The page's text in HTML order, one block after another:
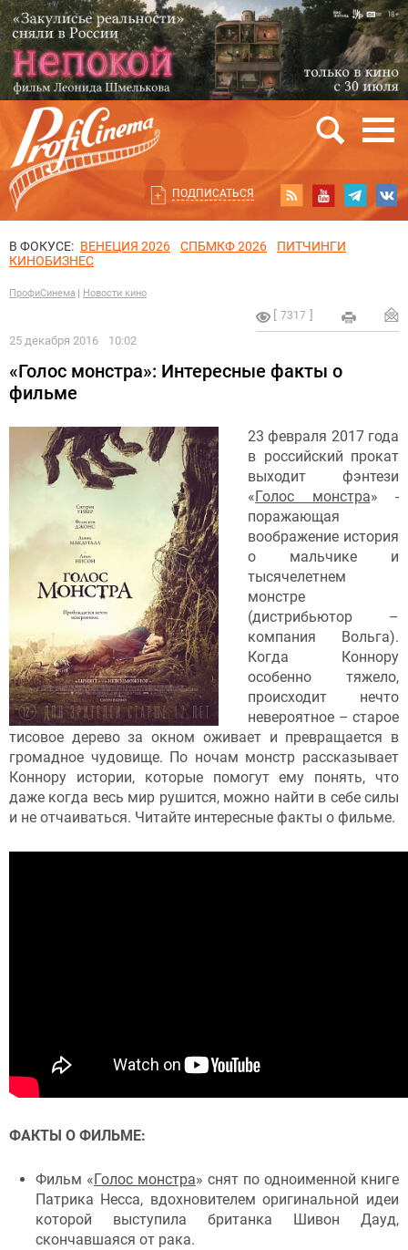
ПОДПИСАТЬСЯ
В ФОКУСЕ: ВЕНЕЦИЯ 2026 СПБМКФ 2026
ПИТЧИНГИ
КИНОБИЗНЕС
ПрофиСинема Новости кино
7317
25 декабря 2016 10:02
«Голос монстра»: Интересные факты о
фильме
23 февраля 2017 года
в российский прокат
выходит фэнтези
« Голос монстра» -
поражающая
воображение история
о мальчике и
тысячелетнем
монстре
(дистрибьютор –
компания Вольга).
Когда Коннору
особенно тяжело,
происходит нечто
невероятное – старое
тисовое дерево за окном оживает и превращается в
громадное чудовище. По ночам монстр рассказывает
Коннору истории, которые помогут ему понять, что
даже когда весь мир рушится, можно найти в себе силы
и не отчаиваться. Читайте интересные факты о фильме.
ФАКТЫ О ФИЛЬМЕ:
Фильм «Голос монстра» снят по одноименной книге
Патрика Несса, вдохновителем оригинальной идеи
которой выступила британка Шивон Дауд,
скончавшаяся от рака.